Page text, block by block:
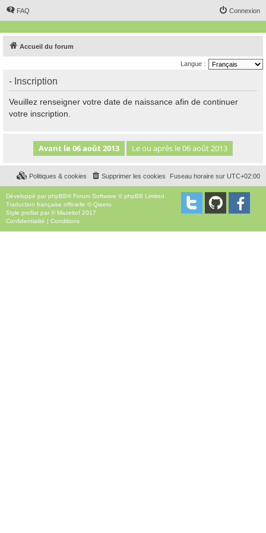
FAQ Connexion
Accueil du forum
Langue :
- Inscription
Veuillez renseigner votre date de naissance afin de continuer
votre inscription.
Fuseau horaire sur UTC+02:00
Supprimer les cookies
Politiques & cookies
Développé par phpBB® Forum Software © phpBB Limited
Traduction française officielle ©Qiaeru
Style proflat par © Mazeltof 2017
Confidentialité
Conditions